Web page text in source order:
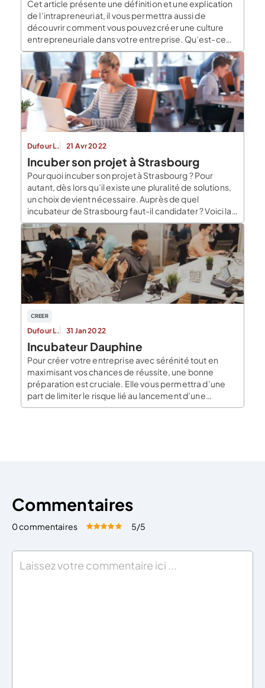
Cet article présente une définition et une explication
de l’intrapreneuriat, il vous permettra aussi de
découvrir comment vous pouvez créer une culture
entrepreneuriale dans votre entreprise. Qu’est-ce
que l’aventure entrepreneurial ? Les entrepreneurs
ont tendance à lancer leur projet comme des loups
solitaires. Ils trouvent une idée innovante dans le
cadre de leur vie de […]
Dufour L. 21 Avr 2022
Incuber son projet à Strasbourg
Pourquoi incuber son projet à Strasbourg ? Pour
autant, dès lors qu’il existe une pluralité de solutions,
un choix devient nécessaire. Auprès de quel
incubateur de Strasbourg faut-il candidater ? Voici la
liste des principales structures dédiées à l’amorçage
de projets entrepreneuriaux dans la capitale
européenne. Qu’est-ce qu’un incubateur
L’incubateur est un concept en fort développement
[…]
CREER
Dufour L. 31 Jan 2022
Incubateur Dauphine
Pour créer votre entreprise avec sérénité tout en
maximisant vos chances de réussite, une bonne
préparation est cruciale. Elle vous permettra d’une
part de limiter le risque lié au lancement d’une
nouvelle activité, mais aussi de vous appuyer sur un
Commentaires
0 commentaires Évaluez cet article:
5/5